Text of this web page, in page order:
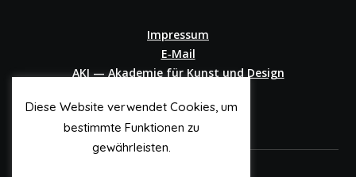
Impressum
E‑Mail
AKI — Akademie für Kunst und Design
Diese Website verwendet Cookies, um
bestimmte Funktionen zu
gewährleisten.